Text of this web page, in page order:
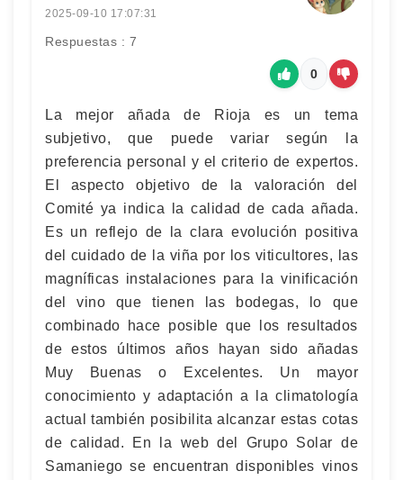
2025-09-10 17:07:31
Respuestas : 7
0
La mejor añada de Rioja es un tema
subjetivo, que puede variar según la
preferencia personal y el criterio de expertos.
El aspecto objetivo de la valoración del
Comité ya indica la calidad de cada añada.
Es un reflejo de la clara evolución positiva
del cuidado de la viña por los viticultores, las
magníficas instalaciones para la vinificación
del vino que tienen las bodegas, lo que
combinado hace posible que los resultados
de estos últimos años hayan sido añadas
Muy Buenas o Excelentes. Un mayor
conocimiento y adaptación a la climatología
actual también posibilita alcanzar estas cotas
de calidad. En la web del Grupo Solar de
Samaniego se encuentran disponibles vinos